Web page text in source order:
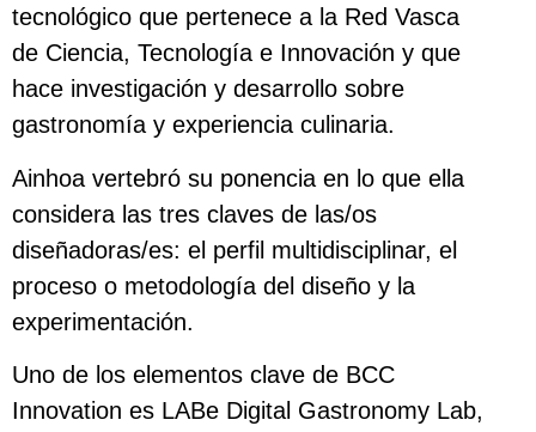
tecnológico que pertenece a la Red Vasca
de Ciencia, Tecnología e Innovación y que
hace investigación y desarrollo sobre
gastronomía y experiencia culinaria.
Ainhoa vertebró su ponencia en lo que ella
considera las tres claves de las/os
diseñadoras/es: el perfil multidisciplinar, el
proceso o metodología del diseño y la
experimentación.
Uno de los elementos clave de BCC
Innovation es LABe Digital Gastronomy Lab,